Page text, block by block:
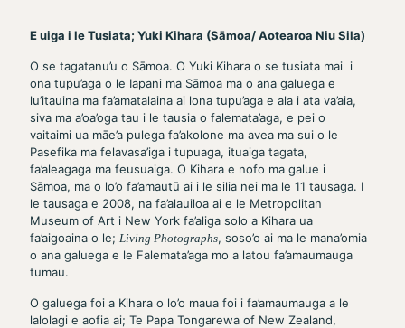
E uiga i le Tusiata; Yuki Kihara (Sāmoa/ Aotearoa Niu Sila)
O se tagatanu’u o Sāmoa. O Yuki Kihara o se tusiata mai i
ona tupu’aga o le Iapani ma Sāmoa ma o ana galuega e
lu’itauina ma fa’amatalaina ai lona tupu’aga e ala i ata va’aia,
siva ma a’oa’oga tau i le tausia o falemata’aga, e pei o
vaitaimi ua māe’a pulega fa’akolone ma avea ma sui o le
Pasefika ma felavasa’iga i tupuaga, ituaiga tagata,
fa’aleagaga ma feusuaiga. O Kihara e nofo ma galue i
Sāmoa, ma o lo’o fa’amautū ai i le silia nei ma le 11 tausaga. I
le tausaga e 2008, na fa’alauiloa ai e le Metropolitan
Museum of Art i New York fa’aliga solo a Kihara ua
fa’aigoaina o le; Living Photographs, soso’o ai ma le mana’omia
o ana galuega e le Falemata’aga mo a latou fa’amaumauga
tumau.
O galuega foi a Kihara o lo’o maua foi i fa’amaumauga a le
lalolagi e aofia ai; Te Papa Tongarewa of New Zealand,